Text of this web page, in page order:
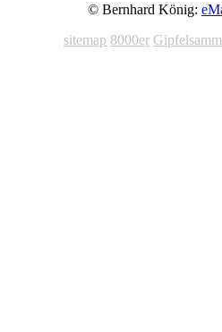
© Bernhard König:
sitemap 8000er